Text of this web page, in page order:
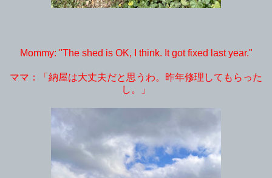
Mommy: "The shed is OK, I think. It got fixed last year."
ママ：「納屋は大丈夫だと思うわ。昨年修理してもらった
し。」